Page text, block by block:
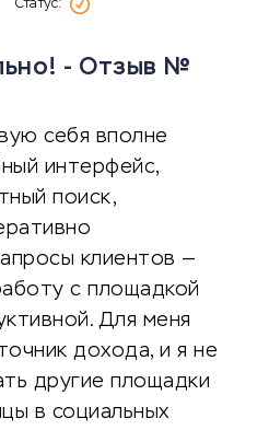
- Отзыв №
себя вполне
интерфейс,
поиск,
клиентов —
с площадкой
Для меня
дохода, и я не
другие площадки
в социальных